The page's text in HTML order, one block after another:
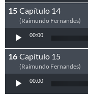
Capítulo 14
(Raimundo Fernandes)
Tocador de áudio
00:00
Capítulo 15
(Raimundo Fernandes)
Tocador de áudio
00:00